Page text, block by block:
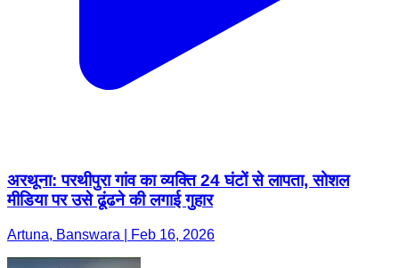
अरथूना: परथीपुरा गांव का व्यक्ति 24 घंटों से लापता, सोशल
मीडिया पर उसे ढूंढने की लगाई गुहार
Artuna, Banswara | Feb 16, 2026